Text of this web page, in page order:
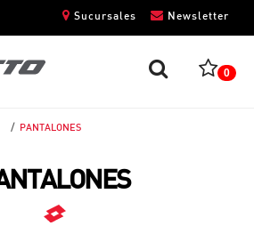
Newsletter
Sucursales
0
PANTALONES